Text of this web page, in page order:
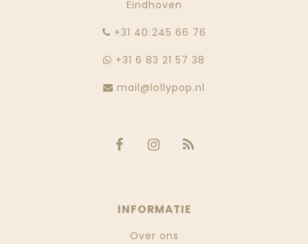
Eindhoven
‭+31 40 245 66 76
+31 6 83 21 57 38
mail@lollypop.nl
INFORMATIE
Over ons